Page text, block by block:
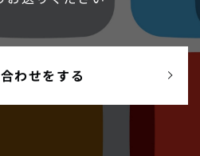
わせをする